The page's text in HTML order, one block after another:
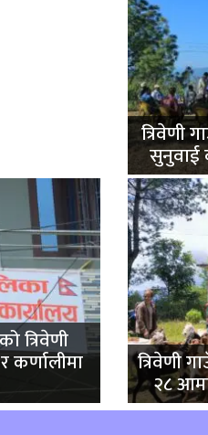
त्रिवेणी
सुनुवाई
त्रिवेणी
कर्णालीमा त्रिवेणी
२८